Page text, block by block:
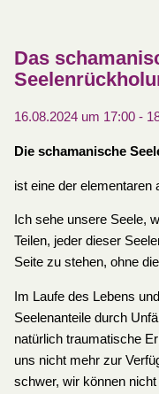
Das
16.08.2024 um 17:00-
Die schamanische
ist eine der elementaren
Ich sehe unsere Seele,
Teilen, jeder dieser
Seite zu stehen, ohne
Im Laufe des Lebens
Seelenanteile durch
natürlich traumatische
uns nicht mehr zur
schwer, wir können nicht